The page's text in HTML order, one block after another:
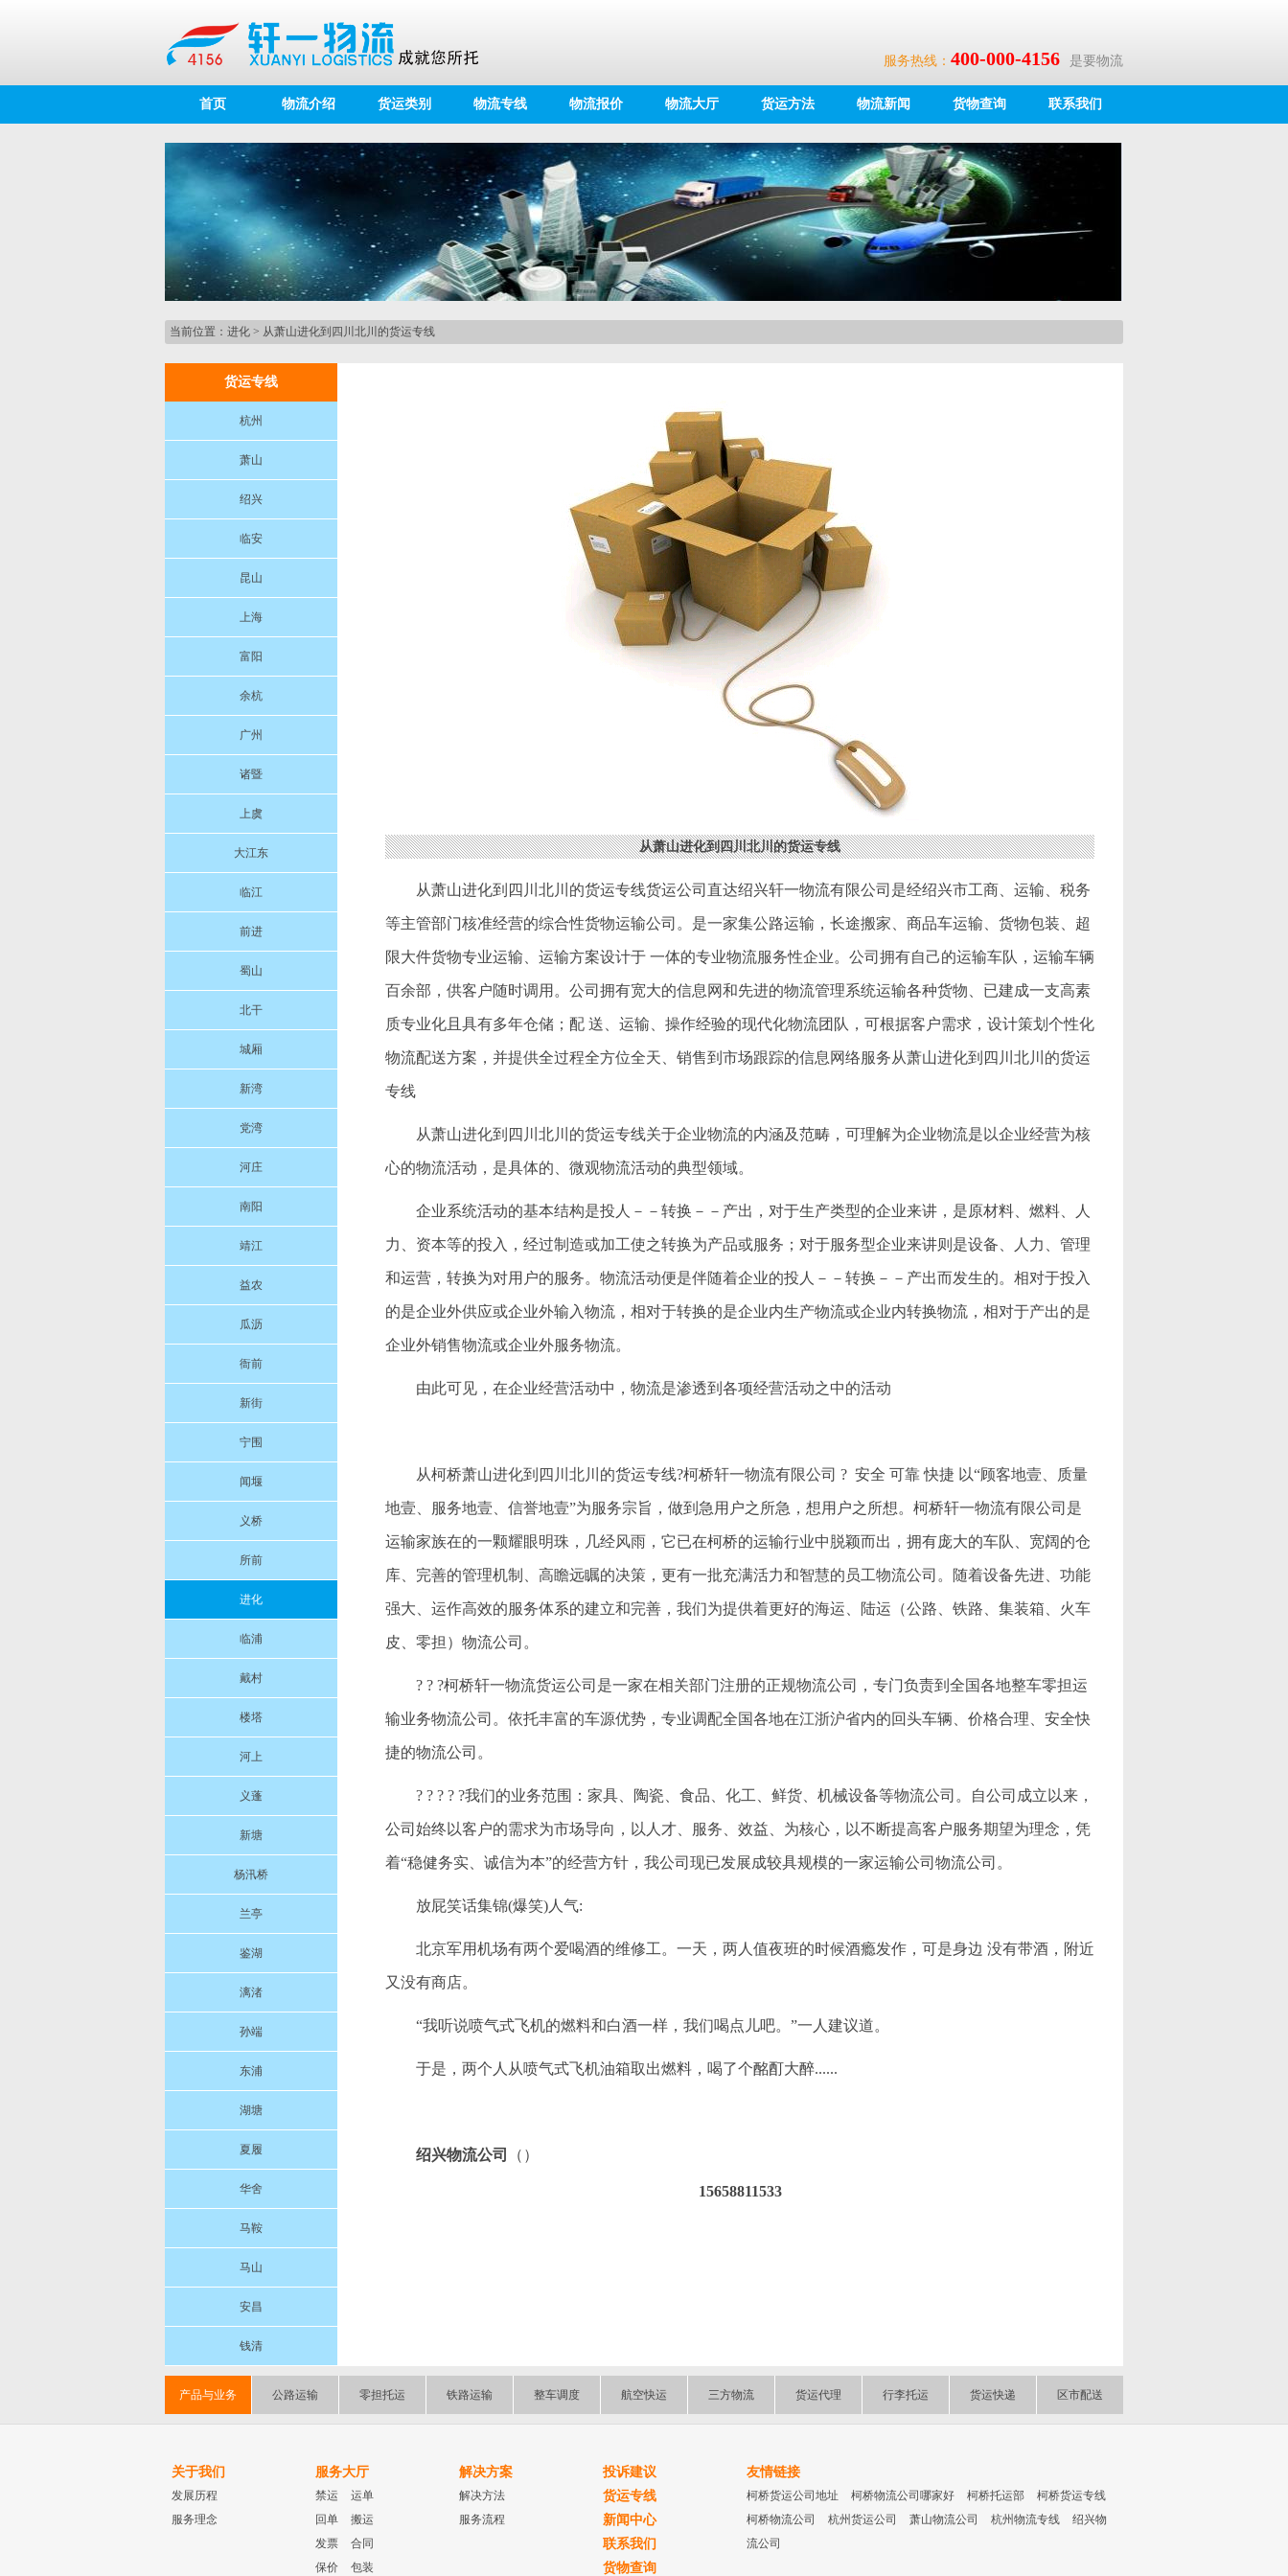
服务热线： 400-000-4156 是要物流
首页 物流介绍 货运类别 物流专线 物流报价 物流大厅 货运方法 物流新闻 货物查询 联系我们
当前位置： 进化 > 从萧山进化到四川北川的货运专线
货运专线
杭州
萧山
绍兴
临安
昆山
上海
富阳
余杭
广州
诸暨
上虞
大江东
临江
前进
蜀山
北干
城厢
新湾
党湾
河庄
南阳
靖江
益农
瓜沥
衙前
新街
宁围
闻堰
义桥
所前
进化
临浦
戴村
楼塔
河上
义蓬
新塘
杨汛桥
兰亭
鉴湖
漓渚
孙端
东浦
湖塘
夏履
华舍
马鞍
马山
安昌
钱清
从萧山进化到四川北川的货运专线
从萧山进化到四川北川的货运专线货运公司直达绍兴轩一物流有限公司是经绍兴市工商、运输、税务
等主管部门核准经营的综合性货物运输公司。是一家集公路运输，长途搬家、商品车运输、货物包装、超
限大件货物专业运输、运输方案设计于 一体的专业物流服务性企业。公司拥有自己的运输车队，运输车辆
百余部，供客户随时调用。公司拥有宽大的信息网和先进的物流管理系统运输各种货物、已建成一支高素
质专业化且具有多年仓储；配 送、运输、操作经验的现代化物流团队，可根据客户需求，设计策划个性化
物流配送方案，并提供全过程全方位全天、销售到市场跟踪的信息网络服务从萧山进化到四川北川的货运
专线
从萧山进化到四川北川的货运专线关于企业物流的内涵及范畴，可理解为企业物流是以企业经营为核
心的物流活动，是具体的、微观物流活动的典型领域。
企业系统活动的基本结构是投人－－转换－－产出，对于生产类型的企业来讲，是原材料、燃料、人
力、资本等的投入，经过制造或加工使之转换为产品或服务；对于服务型企业来讲则是设备、人力、管理
和运营，转换为对用户的服务。物流活动便是伴随着企业的投人－－转换－－产出而发生的。相对于投入
的是企业外供应或企业外输入物流，相对于转换的是企业内生产物流或企业内转换物流，相对于产出的是
企业外销售物流或企业外服务物流。
由此可见，在企业经营活动中，物流是渗透到各项经营活动之中的活动
从柯桥萧山进化到四川北川的货运专线?柯桥轩一物流有限公司 ? 安全 可靠 快捷 以“顾客地壹、质量
地壹、服务地壹、信誉地壹”为服务宗旨，做到急用户之所急，想用户之所想。柯桥轩一物流有限公司是
运输家族在的一颗耀眼明珠，几经风雨，它已在柯桥的运输行业中脱颖而出，拥有庞大的车队、宽阔的仓
库、完善的管理机制、高瞻远瞩的决策，更有一批充满活力和智慧的员工物流公司。随着设备先进、功能
强大、运作高效的服务体系的建立和完善，我们为提供着更好的海运、陆运（公路、铁路、集装箱、火车
皮、零担）物流公司。
? ? ?柯桥轩一物流货运公司是一家在相关部门注册的正规物流公司，专门负责到全国各地整车零担运
输业务物流公司。依托丰富的车源优势，专业调配全国各地在江浙沪省内的回头车辆、价格合理、安全快
捷的物流公司。
? ? ? ? ?我们的业务范围：家具、陶瓷、食品、化工、鲜货、机械设备等物流公司。自公司成立以来，
公司始终以客户的需求为市场导向，以人才、服务、效益、为核心，以不断提高客户服务期望为理念，凭
着“稳健务实、诚信为本”的经营方针，我公司现已发展成较具规模的一家运输公司物流公司。
放屁笑话集锦(爆笑)人气:
北京军用机场有两个爱喝酒的维修工。一天，两人值夜班的时候酒瘾发作，可是身边 没有带酒，附近
又没有商店。
“我听说喷气式飞机的燃料和白酒一样，我们喝点儿吧。”一人建议道。
于是，两个人从喷气式飞机油箱取出燃料，喝了个酩酊大醉......
绍兴物流公司 （）
15658811533
产品与业务 公路运输 零担托运 铁路运输 整车调度 航空快运 三方物流 货运代理 行李托运 货运快递 区市配送
关于我们
发展历程
服务理念
服务大厅
禁运
运单
回单
搬运
发票
合同
保价
包装
解决方案
解决方法
服务流程
投诉建议
货运专线
新闻中心
联系我们
货物查询
友情链接
柯桥货运公司地址 柯桥物流公司哪家好 柯桥托运部
柯桥货运专线
柯桥物流公司
杭州货运公司 萧山物流公司 杭州物流专线
绍兴物
流公司